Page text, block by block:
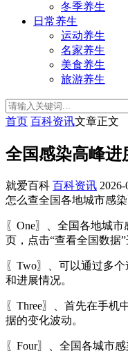
冬季养生
日常养生
运动养生
名家养生
美食养生
旅游养生
首页 百科资讯文章正文
全国感染高峰进
就爱百科 百科资讯 2026-
怎么查全国各地城市感
〖One〗、全国各地城
页，点击“查看全国数据
〖Two〗、可以通过多
和进展情况。
〖Three〗、首先在手
据的变化波动。
〖Four〗、全国各城市